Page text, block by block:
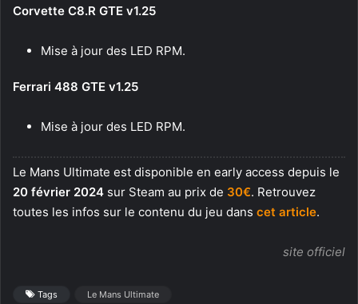
Corvette C8.R GTE v1.25
Mise à jour des LED RPM.
Ferrari 488 GTE v1.25
Mise à jour des LED RPM.
Le Mans Ultimate est disponible en early access depuis le
20 février 2024 sur Steam au prix de 30€. Retrouvez
toutes les infos sur le contenu du jeu dans cet article.
site officiel
Tags Le Mans Ultimate